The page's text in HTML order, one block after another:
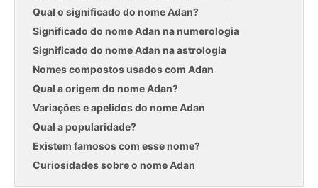
Qual o significado do nome Adan?
Significado do nome Adan na numerologia
Significado do nome Adan na astrologia
Nomes compostos usados com Adan
Qual a origem do nome Adan?
Variações e apelidos do nome Adan
Qual a popularidade?
Existem famosos com esse nome?
Curiosidades sobre o nome Adan